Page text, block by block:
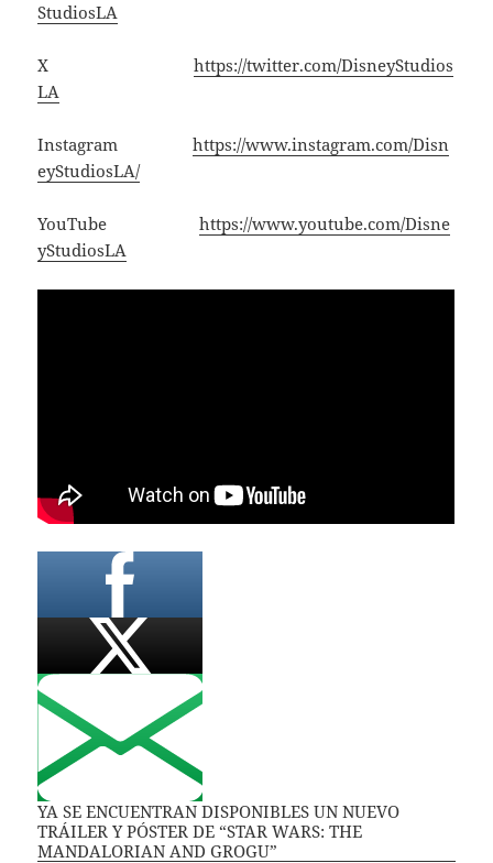
StudiosLA
Xhttps://twitter.com/DisneyStudios
LA
Instagramhttps://www.instagram.com/Disn
eyStudiosLA/
YouTubehttps://www.youtube.com/Disne
yStudiosLA
YA SE ENCUENTRAN DISPONIBLES UN NUEVO
TRÁILER Y PÓSTER DE “STAR WARS: THE
MANDALORIAN AND GROGU”